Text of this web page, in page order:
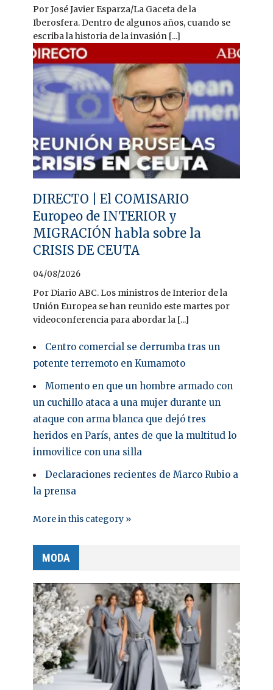
Por José Javier Esparza/La Gaceta de la
Iberosfera. Dentro de algunos años, cuando se
escriba la historia de la invasión [...]
DIRECTO | El COMISARIO
Europeo de INTERIOR y
MIGRACIÓN habla sobre la
CRISIS DE CEUTA
04/08/2026
Por Diario ABC. Los ministros de Interior de la
Unión Europea se han reunido este martes por
videoconferencia para abordar la [...]
Centro comercial se derrumba tras un
potente terremoto en Kumamoto
Momento en que un hombre armado con
un cuchillo ataca a una mujer durante un
ataque con arma blanca que dejó tres
heridos en París, antes de que la multitud lo
inmovilice con una silla
Declaraciones recientes de Marco Rubio a
la prensa
More in this category »
MODA